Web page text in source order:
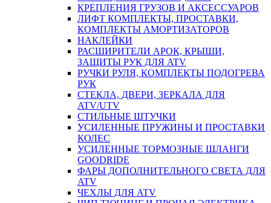
КРЕПЛЕНИЯ ГРУЗОВ И АКСЕССУАРОВ
ЛИФТ КОМПЛЕКТЫ, ПРОСТАВКИ,
КОМПЛЕКТЫ АМОРТИЗАТОРОВ
НАКЛЕЙКИ
РАСШИРИТЕЛИ АРОК, КРЫШИ,
ЗАЩИТЫ РУК ДЛЯ ATV
РУЧКИ РУЛЯ, КОМПЛЕКТЫ ПОДОГРЕВА
РУК
СТЕКЛА, ДВЕРИ, ЗЕРКАЛА ДЛЯ
ATV/UTV
СТИЛЬНЫЕ ШТУЧКИ
УСИЛЕННЫЕ ПРУЖИНЫ И ПРОСТАВКИ
КОЛЕС
УСИЛЕННЫЕ ТОРМОЗНЫЕ ШЛАНГИ
GOODRIDE
ФАРЫ ДОПОЛНИТЕЛЬНОГО СВЕТА ДЛЯ
ATV
ЧЕХЛЫ ДЛЯ ATV